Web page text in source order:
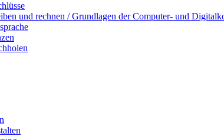
und rechnen / Grundlagen der Computer- und